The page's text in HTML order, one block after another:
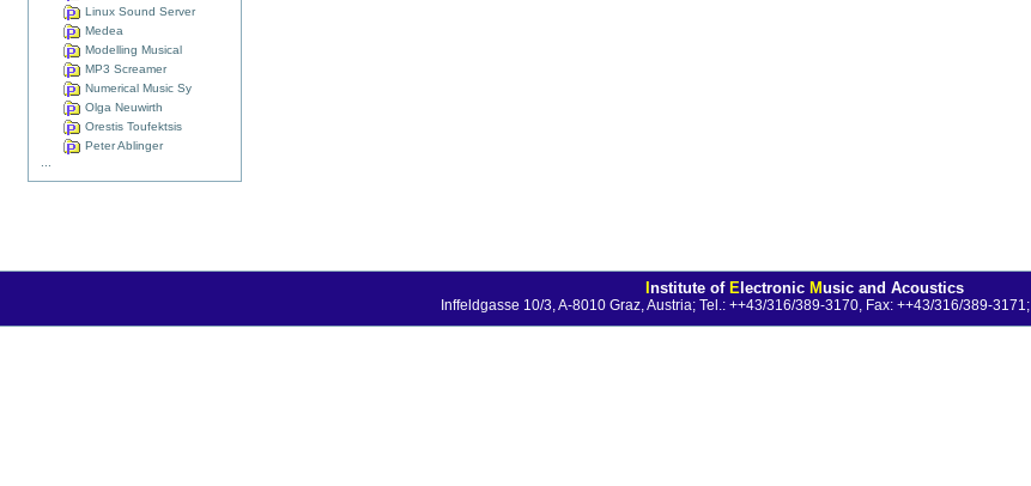
Linux Sound Server
Medea
Modelling Musical
MP3 Screamer
Numerical Music Sy
Olga Neuwirth
Orestis Toufektsis
Peter Ablinger
Institute of Electronic Music and Acoustics
Inffeldgasse 10/3, A-8010 Graz, Austria; Tel.: ++43/316/389-3170, Fax: ++43/316/389-3171;